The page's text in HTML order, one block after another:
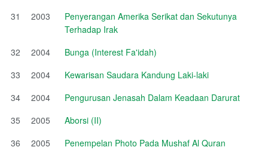
31
2003
Penyerangan Amerika Serikat dan Sekutunya
Terhadap Irak
32
2004
Bunga (Interest Fa'idah)
33
2004
Kewarisan Saudara Kandung Laki-laki
34
2004
Pengurusan Jenasah Dalam Keadaan Darurat
35
2005
Aborsi (II)
36
2005
Penempelan Photo Pada Mushaf Al Quran